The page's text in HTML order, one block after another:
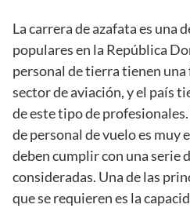
La carrera de azafata es una
populares en la República
personal de tierra tienen una
sector de aviación, y el país
de este tipo de
de personal de vuelo es muy
deben cumplir con una serie
consideradas. Una de las
que se requieren es la